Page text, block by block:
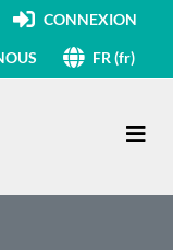
CONNEXION
FR (fr)